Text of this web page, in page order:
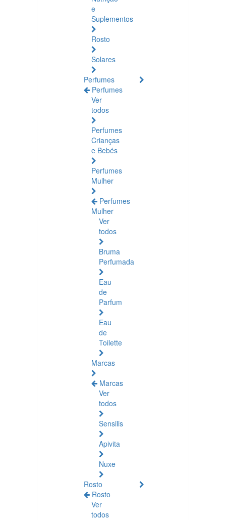
e
Suplementos
Rosto
Solares
Perfumes
Perfumes
Ver
todos
Perfumes
Crianças
e Bebés
Perfumes
Mulher
Perfumes
Mulher
Ver
todos
Bruma
Perfumada
Eau
de
Parfum
Eau
de
Toilette
Marcas
Marcas
Ver
todos
Sensilis
Apivita
Nuxe
Rosto
Rosto
Ver
todos